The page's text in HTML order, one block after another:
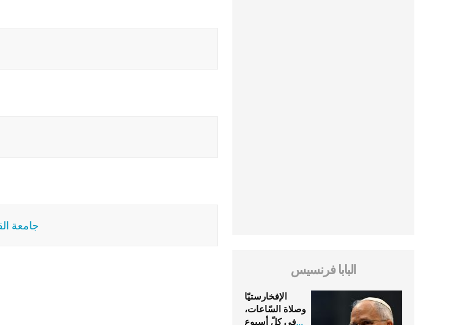
جامعة
البابا فرنسيس
الإفخارستيّا
وصلاة السّاعات،
في كلّ أسبوع